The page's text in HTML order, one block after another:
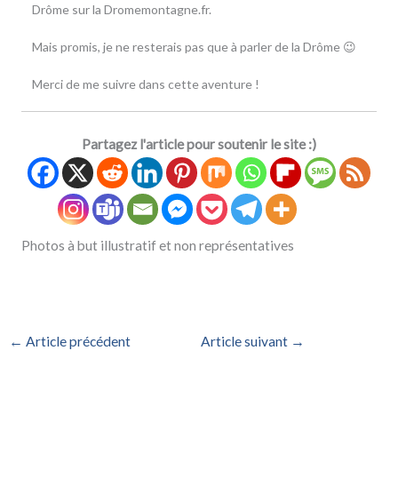
Drôme sur la Dromemontagne.fr.
Mais promis, je ne resterais pas que à parler de la Drôme 😉
Merci de me suivre dans cette aventure !
Partagez l'article pour soutenir le site :)
Photos à but illustratif et non représentatives
← Article précédent Article suivant →